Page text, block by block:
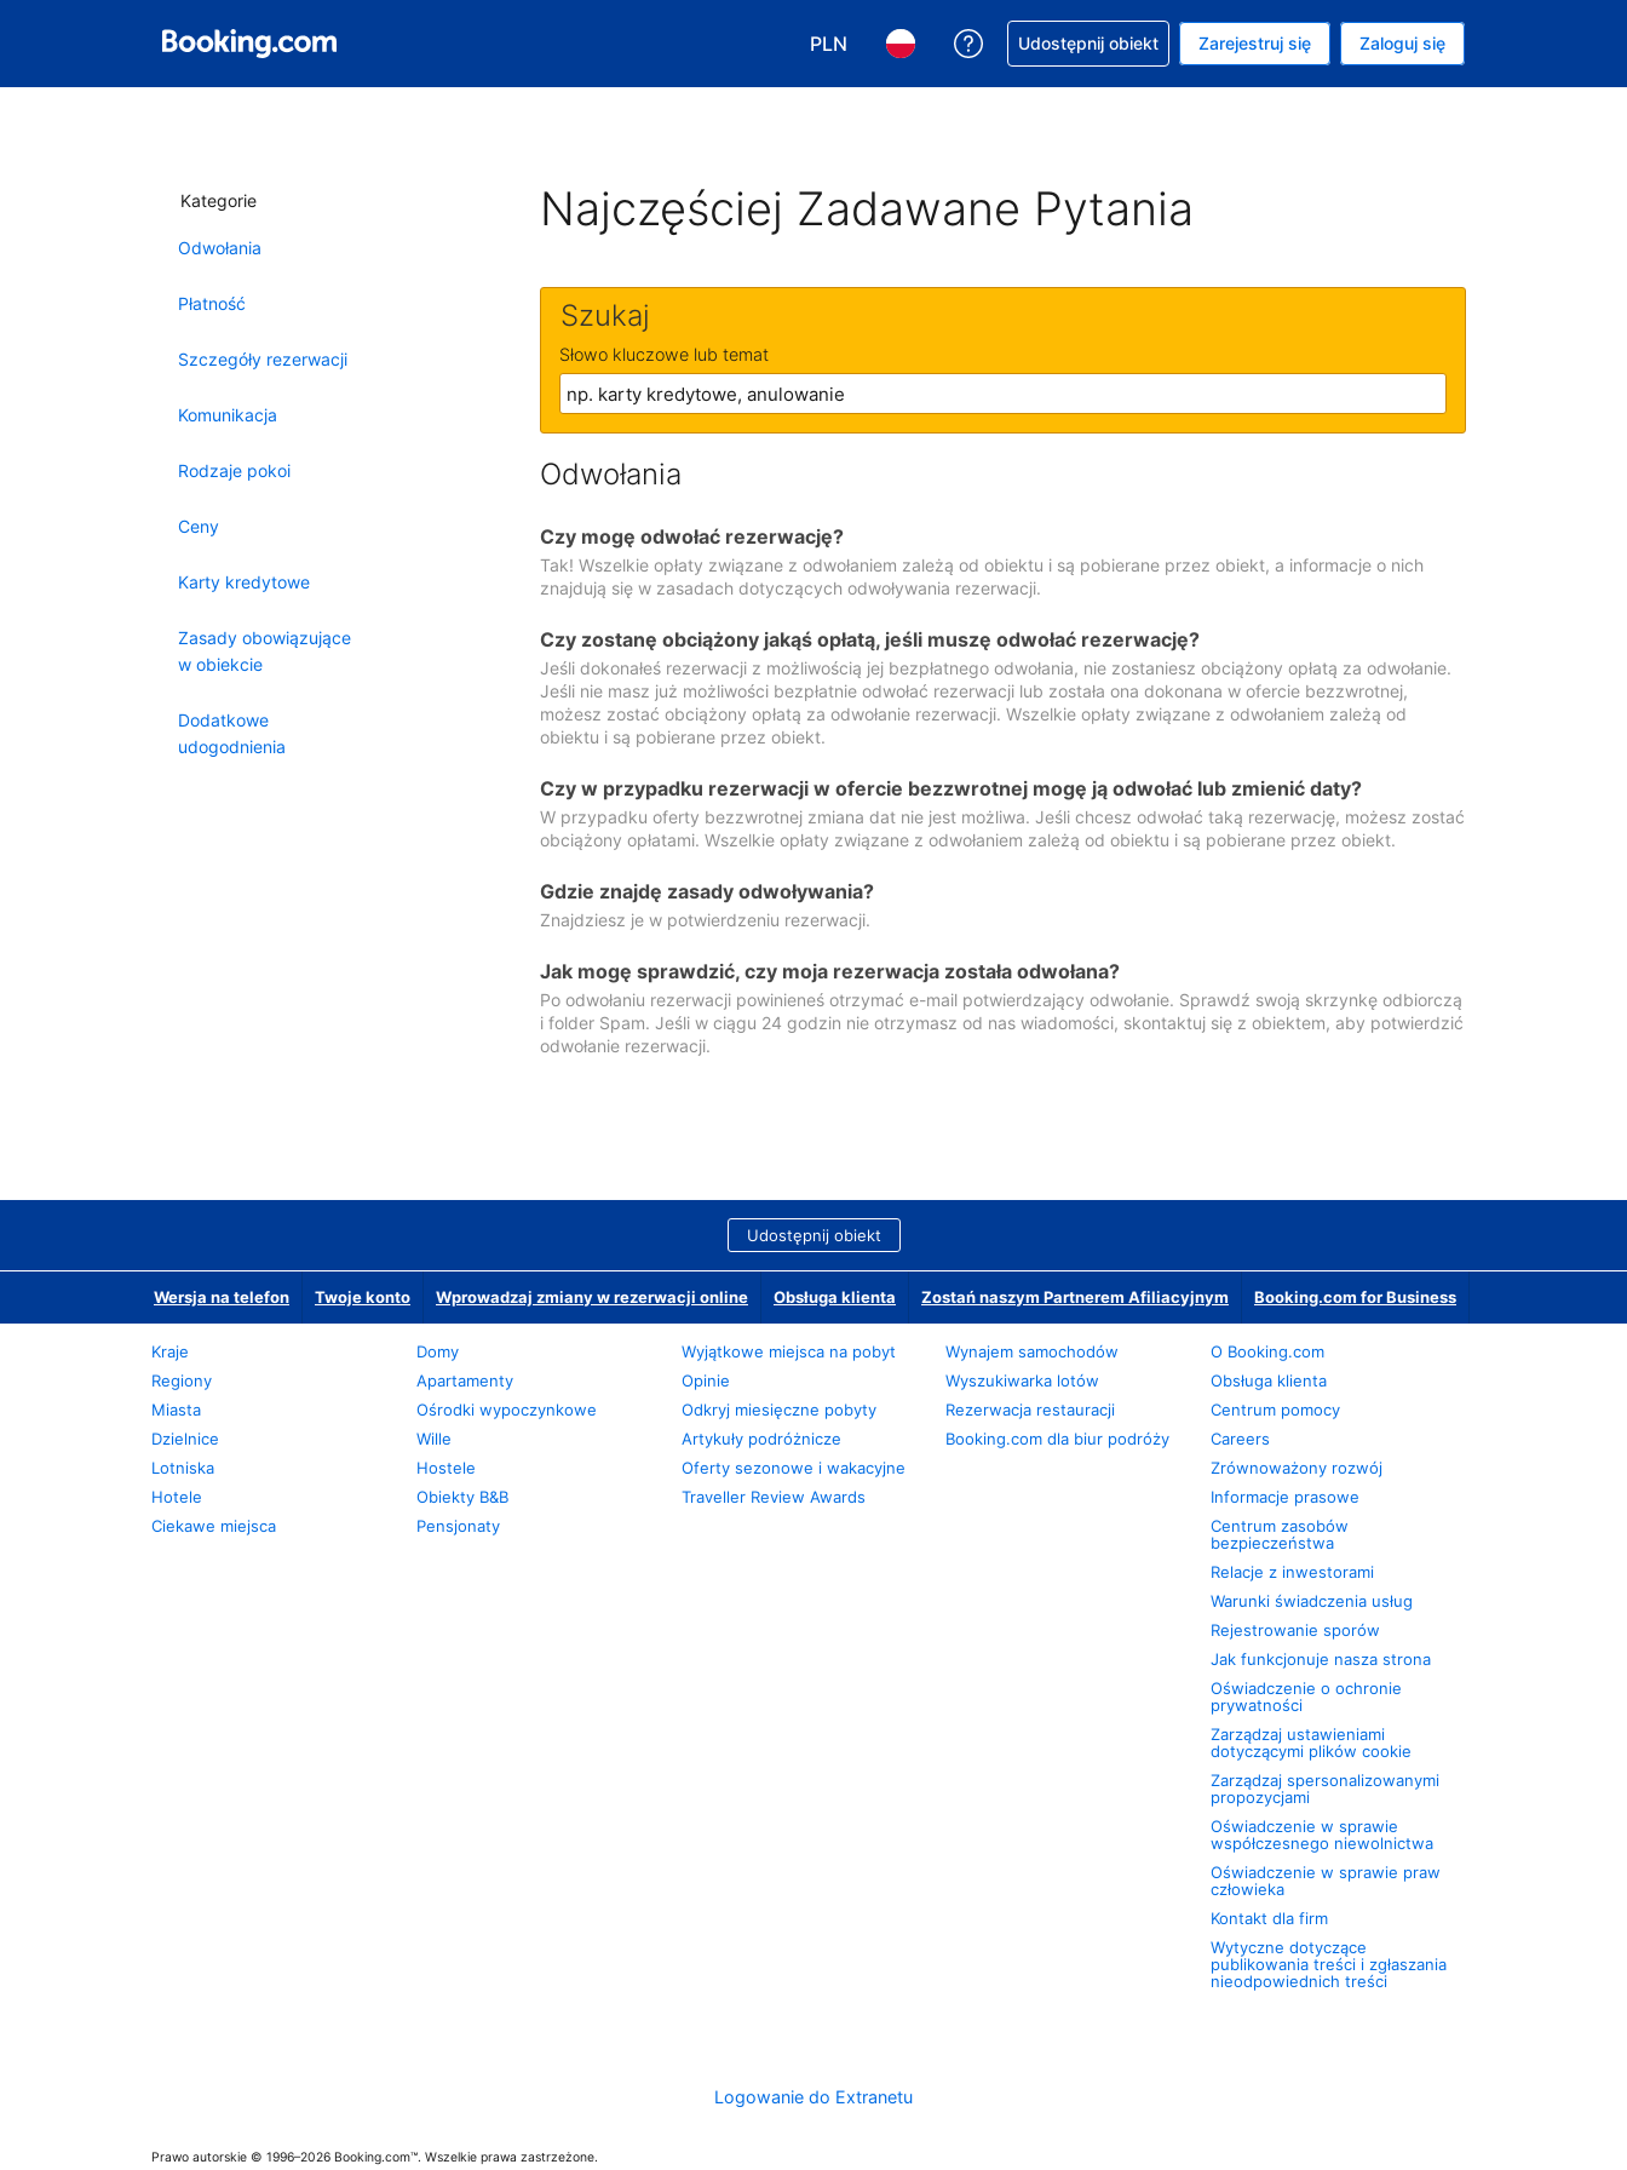
PLN
Wybierz walutę. Wybrana waluta to Złoty polski
Wybierz język. Wybrany język to Polski
Uzyskaj pomoc w sprawie rezerwacji
Udostępnij obiekt Zarejestruj się Zaloguj się
Kategorie
Odwołania
Płatność
Szczegóły rezerwacji
Komunikacja
Rodzaje pokoi
Ceny
Karty kredytowe
Zasady obowiązujące
w obiekcie
Dodatkowe
udogodnienia
Najczęściej Zadawane Pytania
Szukaj
Słowo kluczowe lub temat
Odwołania
Czy mogę odwołać rezerwację?
Tak! Wszelkie opłaty związane z odwołaniem zależą od obiektu i są pobierane przez obiekt, a informacje o nich
znajdują się w zasadach dotyczących odwoływania rezerwacji.
Czy zostanę obciążony jakąś opłatą, jeśli muszę odwołać rezerwację?
Jeśli dokonałeś rezerwacji z możliwością jej bezpłatnego odwołania, nie zostaniesz obciążony opłatą za odwołanie.
Jeśli nie masz już możliwości bezpłatnie odwołać rezerwacji lub została ona dokonana w ofercie bezzwrotnej,
możesz zostać obciążony opłatą za odwołanie rezerwacji. Wszelkie opłaty związane z odwołaniem zależą od
obiektu i są pobierane przez obiekt.
Czy w przypadku rezerwacji w ofercie bezzwrotnej mogę ją odwołać lub zmienić daty?
W przypadku oferty bezzwrotnej zmiana dat nie jest możliwa. Jeśli chcesz odwołać taką rezerwację, możesz zostać
obciążony opłatami. Wszelkie opłaty związane z odwołaniem zależą od obiektu i są pobierane przez obiekt.
Gdzie znajdę zasady odwoływania?
Znajdziesz je w potwierdzeniu rezerwacji.
Jak mogę sprawdzić, czy moja rezerwacja została odwołana?
Po odwołaniu rezerwacji powinieneś otrzymać e-mail potwierdzający odwołanie. Sprawdź swoją skrzynkę odbiorczą
i folder Spam. Jeśli w ciągu 24 godzin nie otrzymasz od nas wiadomości, skontaktuj się z obiektem, aby potwierdzić
odwołanie rezerwacji.
Udostępnij obiekt
Wersja na telefon Twoje konto Wprowadzaj zmiany w rezerwacji online Obsługa klienta Zostań naszym Partnerem Afiliacyjnym Booking.com for Business
Kraje
Regiony
Miasta
Dzielnice
Lotniska
Hotele
Ciekawe miejsca
Domy
Apartamenty
Ośrodki wypoczynkowe
Wille
Hostele
Obiekty B&B
Pensjonaty
Wyjątkowe miejsca na pobyt
Opinie
Odkryj miesięczne pobyty
Artykuły podróżnicze
Oferty sezonowe i wakacyjne
Traveller Review Awards
Wynajem samochodów
Wyszukiwarka lotów
Rezerwacja restauracji
Booking.com dla biur podróży
O Booking.com
Obsługa klienta
Centrum pomocy
Careers
Zrównoważony rozwój
Informacje prasowe
Centrum zasobów
bezpieczeństwa
Relacje z inwestorami
Warunki świadczenia usług
Rejestrowanie sporów
Jak funkcjonuje nasza strona
Oświadczenie o ochronie
prywatności
Zarządzaj ustawieniami
dotyczącymi plików cookie
Zarządzaj spersonalizowanymi
propozycjami
Oświadczenie w sprawie
współczesnego niewolnictwa
Oświadczenie w sprawie praw
człowieka
Kontakt dla firm
Wytyczne dotyczące
publikowania treści i zgłaszania
nieodpowiednich treści
Logowanie do Extranetu
Prawo autorskie © 1996–2026 Booking.com™. Wszelkie prawa zastrzeżone.